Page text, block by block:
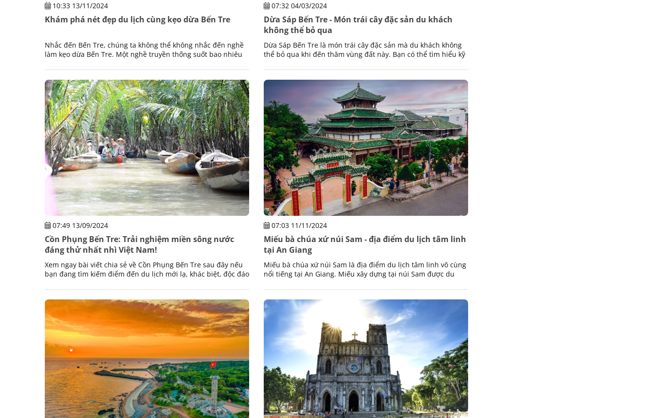
10:33 13/11/2024
Khám phá nét đẹp du lịch cùng kẹo dừa Bến Tre
Nhắc đến Bến Tre, chúng ta không thể không nhắc đến nghề
làm kẹo dừa Bến Tre. Một nghề truyền thống suốt bao nhiêu
nghiệm.
07:32 04/03/2024
Dừa Sáp Bến Tre - Món trái cây đặc sản du khách
không thể bỏ qua
Dừa Sáp Bến Tre là món trái cây đặc sản mà du khách không
thể bỏ qua khi đến thăm vùng đất này. Bạn có thể tìm hiểu kỹ
07:49 13/09/2024
Cồn Phụng Bến Tre: Trải nghiệm miền sông nước
đáng thử nhất nhì Việt Nam!
Xem ngay bài viết chia sẻ về Cồn Phụng Bến Tre sau đây nếu
bạn đang tìm kiếm điểm đến du lịch mới lạ, khác biệt, độc đáo
07:03 11/11/2024
Miếu bà chúa xứ núi Sam - địa điểm du lịch tâm linh
tại An Giang
Miếu bà chúa xứ núi Sam là địa điểm du lịch tâm linh vô cùng
nổi tiếng tại An Giang. Miếu xây dựng tại núi Sam được du